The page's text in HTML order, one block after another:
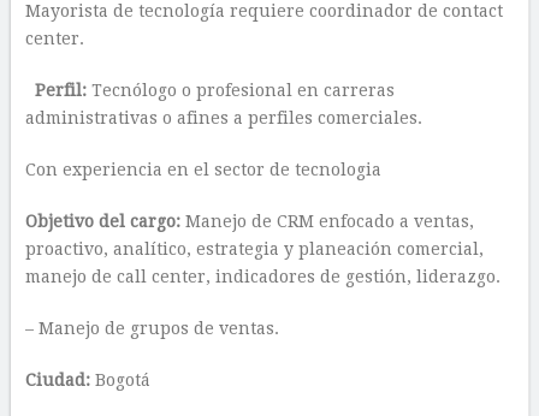
Mayorista de tecnología requiere coordinador de contact
center.
Perfil: Tecnólogo o profesional en carreras
administrativas o afines a perfiles comerciales.
Con experiencia en el sector de tecnologia
Objetivo del cargo: Manejo de CRM enfocado a ventas,
proactivo, analítico, estrategia y planeación comercial,
manejo de call center, indicadores de gestión, liderazgo.
– Manejo de grupos de ventas.
Ciudad: Bogotá